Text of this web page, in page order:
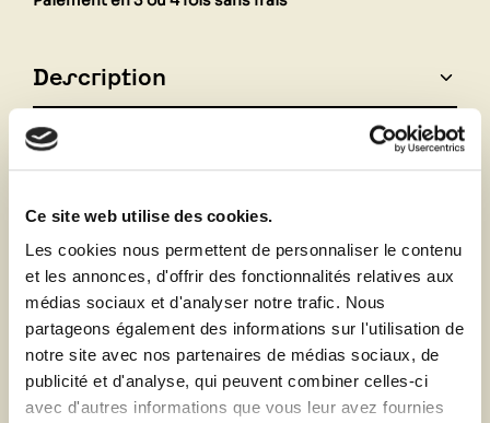
Ce site web utilise des cookies.
Les cookies nous permettent de personnaliser le contenu
et les annonces, d'offrir des fonctionnalités relatives aux
médias sociaux et d'analyser notre trafic. Nous
partageons également des informations sur l'utilisation de
notre site avec nos partenaires de médias sociaux, de
publicité et d'analyse, qui peuvent combiner celles-ci
avec d'autres informations que vous leur avez fournies
Description
Fiche technique
Vous aimerez aussi